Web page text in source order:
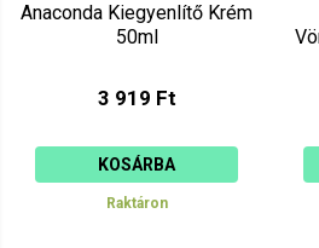
Anaconda Kiegyenlítő Krém
50ml
3 919 Ft
KOSÁRBA
Raktáron